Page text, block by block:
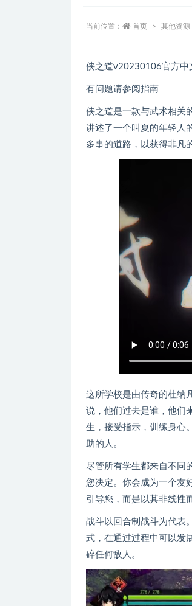
当前位置： 首页 其他资源
侠之道v20230106官方中
有问题请参阅指南
侠之道是一款与武术相关
讲述了一个叫夏的年轻人
多事的道路，以获得非凡
这所学校是由传奇的杜纳
说，他们过去是谁，他们
生，接受指示，训练身心
助的人。
尽管所有学生都来自不同
您决定。你会成为一个友
引导您，而是以其非线性
战斗以回合制战斗为代表
式，在通过过程中可以发
碎任何敌人。